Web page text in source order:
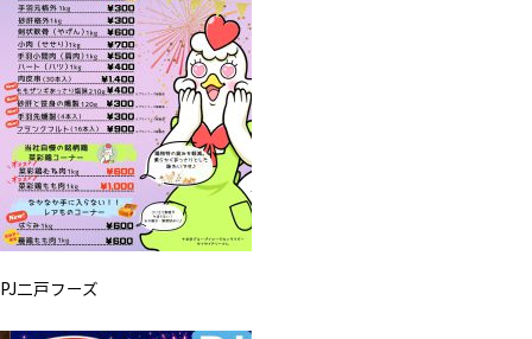
PJ二戸フーズ